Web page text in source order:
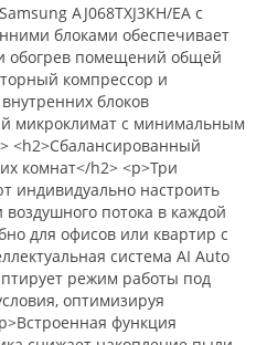
AJ068TXJ3KH/EA с
блоками обеспечивает
обогрев помещений общей
компрессор и
блоков
микроклимат с минимальным
<h2>Сбалансированный
комнат</h2> <p>Три
индивидуально настроить
потока в каждой
для офисов или квартир с
система AI Auto
режим работы под
оптимизируя
функция